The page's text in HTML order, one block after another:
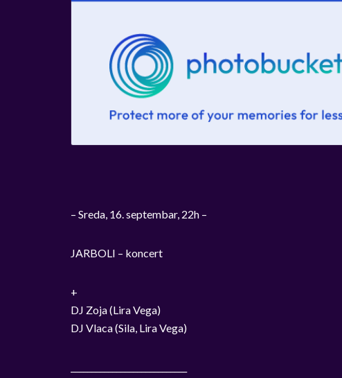
– Sreda, 16. septembar, 22h –
JARBOLI – koncert
+
DJ Zoja (Lira Vega)
DJ Vlaca (Sila, Lira Vega)